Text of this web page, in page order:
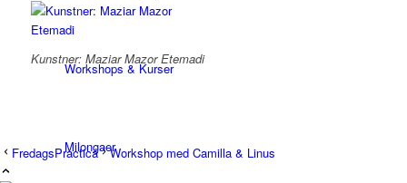
Workshops & Kurser
Milongaer
Kunstner: Maziar Mazor Etemadi
FredagsPracticá Workshop med Camilla & Linus